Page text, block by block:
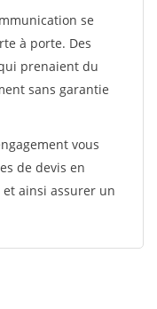
se
à porte. Des
prenaient du
sans garantie
vous
de devis en
ainsi assurer un